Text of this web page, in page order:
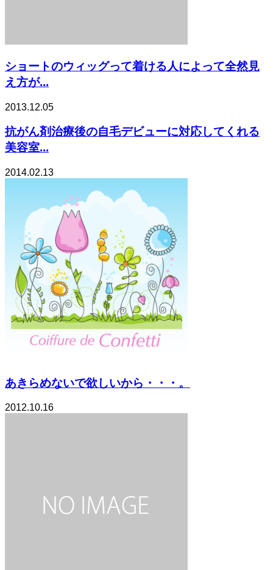
ショートのウィッグって着ける人によって全然見
え方が...
2013.12.05
抗がん剤治療後の自毛デビューに対応してくれる
美容室...
2014.02.13
あきらめないで欲しいから・・・。
2012.10.16